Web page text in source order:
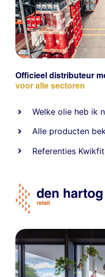
Officieel distributeur
voor alle sectoren
Welke olie heb ik
Alle producten
Referenties Kwikfit